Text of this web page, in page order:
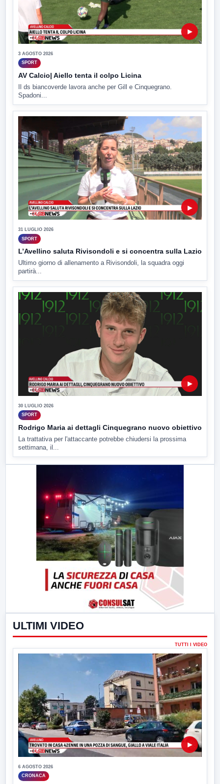
▶
3 AGOSTO 2026
SPORT
AV Calcio| Aiello tenta il colpo Licina
Il ds biancoverde lavora anche per Gill e Cinquegrano.
Spadoni...
▶
31 LUGLIO 2026
SPORT
L’Avellino saluta Rivisondoli e si concentra sulla Lazio
Ultimo giorno di allenamento a Rivisondoli, la squadra oggi
partirà...
▶
30 LUGLIO 2026
SPORT
Rodrigo Maria ai dettagli Cinquegrano nuovo obiettivo
La trattativa per l'attaccante potrebbe chiudersi la prossima
settimana, il...
ULTIMI VIDEO
TUTTI I VIDEO
▶
6 AGOSTO 2026
CRONACA